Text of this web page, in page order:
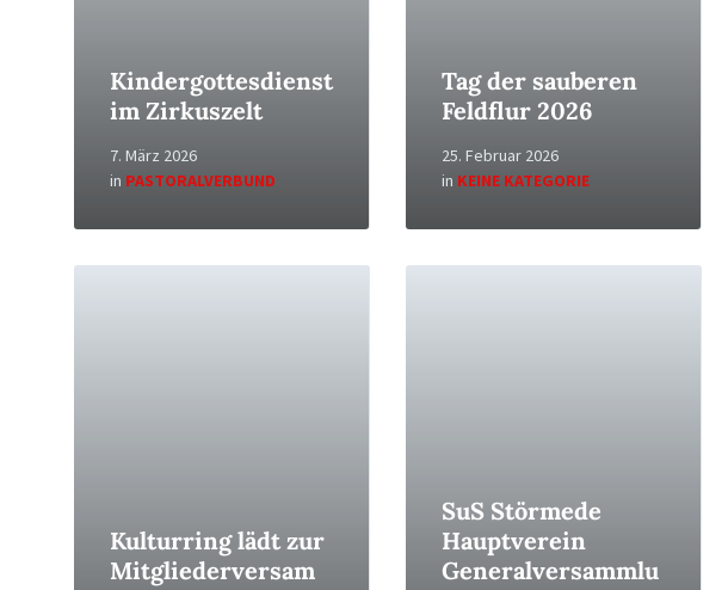
Kindergottesdienst
im Zirkuszelt
7. März 2026
in PASTORALVERBUND
Tag der sauberen
Feldflur 2026
25. Februar 2026
in KEINE KATEGORIE
Kulturring lädt zur
Mitgliederversam
SuS Störmede
Hauptverein
Generalversammlu